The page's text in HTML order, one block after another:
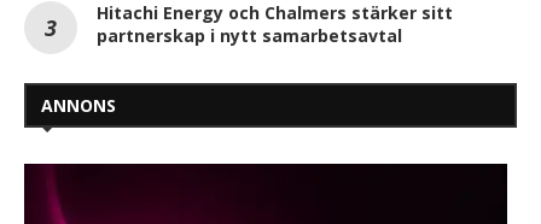
Hitachi Energy och Chalmers stärker sitt
partnerskap i nytt samarbetsavtal
ANNONS